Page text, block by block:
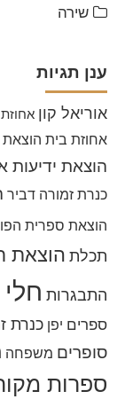
שירה
ענן תגיות
אוריאל קון
אחוזת בית
הוצאת ידיעות
כנרת זמורה דביר
הוצאת ספרית
תכלת הוצאת
התבגרות
ספרים יפן כנרת
סופרים משפחה
ספרות